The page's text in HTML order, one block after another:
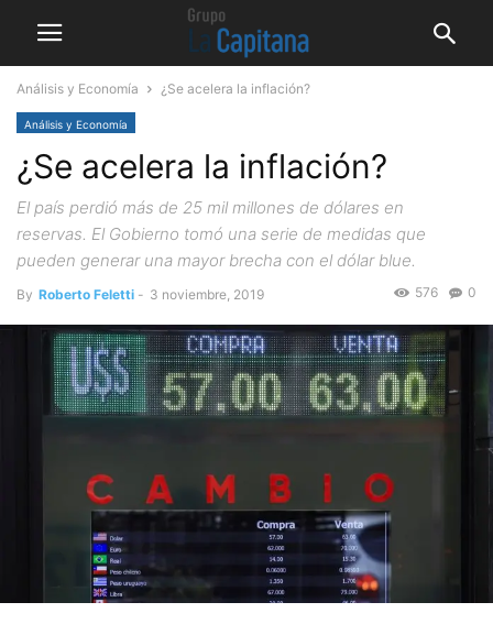
Análisis y Economía ¿Se acelera la inflación?
Análisis y Economía
¿Se acelera la inflación?
El país perdió más de 25 mil millones de dólares en
reservas. El Gobierno tomó una serie de medidas que
pueden generar una mayor brecha con el dólar blue.
By Roberto Feletti - 3 noviembre, 2019 0
576